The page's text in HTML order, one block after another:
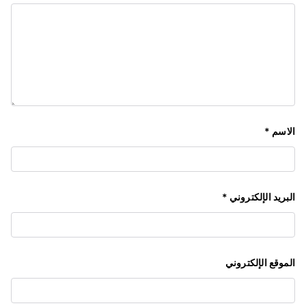
الاسم *
البريد الإلكتروني *
الموقع الإلكتروني